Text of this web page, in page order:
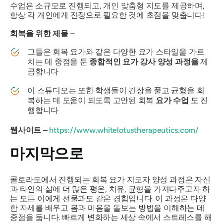
수업은 소규모로 진행되고, 개인 맞춤형 지도를 제공하며,
항상 각 개인에게 진정으로 필요한 것에 초점을 맞춥니다!
회복을 위한 제물 –
그들은 회복 요가와 같은 다양한 요가 스타일을 가르
치는 데 중점을 둔 종합적인 요가 강사 양성 과정을제
공합니다
이 스튜디오는 또한 학생들이 긴장을 풀고 균형을 회
복하는 데 도움이 되도록 고안된 회복 요가 수업 도 진
행합니다
웹사이트 – https://www.whitelotustherapeutics.com/
마지막으로
콜로라도에서 진행되는 회복 요가 지도자 양성 과정은 자신
과 타인의 삶에 더 많은 평온, 치유, 균형을 가져다주고자 하
는 모든 이에게 선물과도 같은 경험입니다. 이 과정은 다양
한 자세를 배우고 몸과 마음을 돌보는 방법을 이해하는 데
중점을 둡니다. 빠르게 변화하는 세상 속에서 스트레스를 해